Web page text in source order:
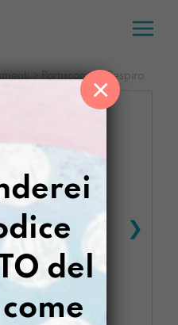
> Portacompiti Respiro
del
×